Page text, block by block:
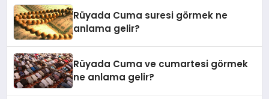
Rüyada Cuma suresi görmek ne
anlama gelir?
Rüyada Cuma ve cumartesi görmek
ne anlama gelir?